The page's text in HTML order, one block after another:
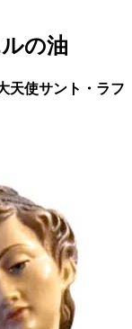
の油
天使サント・ラフ